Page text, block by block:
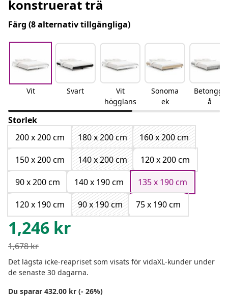
konstruerat trä
Färg (8 alternativ tillgängliga)
Vit Svart
Vit
högglans
Sonoma
ek
Betonggr
å
Storlek
200 x 200 cm
180 x 200 cm
160 x 200 cm
150 x 200 cm
140 x 200 cm
120 x 200 cm
90 x 200 cm
140 x 190 cm
135 x 190 cm
120 x 190 cm
90 x 190 cm 75 x 190 cm
1,246 kr
1,678kr
Det lägsta icke-reapriset som visats för vidaXL-kunder under
de senaste 30 dagarna.
Du sparar 432.00 kr (- 26%)